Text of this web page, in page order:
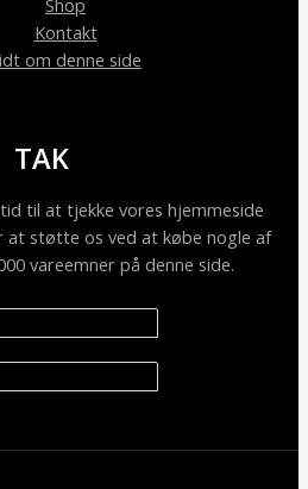
Shop
Kontakt
om denne side
TAK
til at tjekke vores hjemmeside
støtte os ved at købe nogle af
vareemner på denne side.